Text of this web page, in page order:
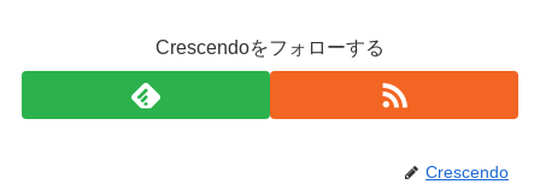
Crescendoをフォローする
Crescendo